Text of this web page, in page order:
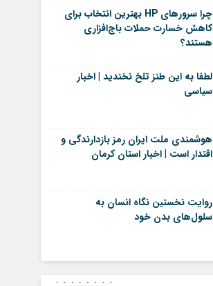
چرا سرورهای HP بهترین انتخاب برای
کاهش خسارت حملات باج‌افزاری
هستند؟
لطفا به این طنز تلخ نخندید | اخبار
سیاسی
هوشمندی ملت ایران رمز بازدارندگی و
اقتدار است | اخبار استان کرمان
روایت نخستین نگاه انسان به
سلول‌های بدن خود